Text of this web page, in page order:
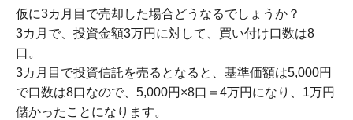
仮に3カ月目で売却した場合どうなるでしょうか？
3カ月で、投資金額3万円に対して、買い付け口数は8
口。
3カ月目で投資信託を売るとなると、基準価額は5,000円
で口数は8口なので、5,000円×8口＝4万円になり、1万円
儲かったことになります。